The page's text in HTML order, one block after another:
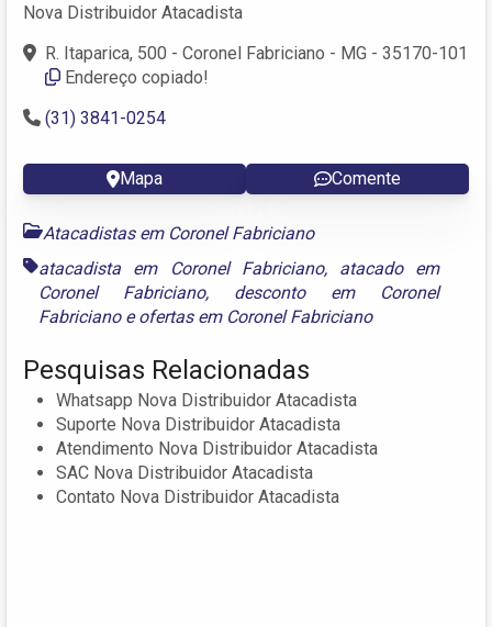
Nova Distribuidor Atacadista
R. Itaparica, 500 - Coronel Fabriciano - MG - 35170-101
Endereço copiado!
(31) 3841-0254
Mapa Comente
Atacadistas em Coronel Fabriciano
atacadista em Coronel Fabriciano, atacado em
Coronel Fabriciano, desconto em Coronel
Fabricianoeofertas em Coronel Fabriciano
Pesquisas Relacionadas
Whatsapp Nova Distribuidor Atacadista
Suporte Nova Distribuidor Atacadista
Atendimento Nova Distribuidor Atacadista
SAC Nova Distribuidor Atacadista
Contato Nova Distribuidor Atacadista